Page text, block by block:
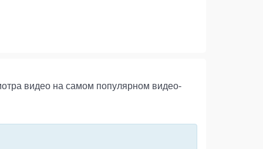
видео на самом популярном видео-